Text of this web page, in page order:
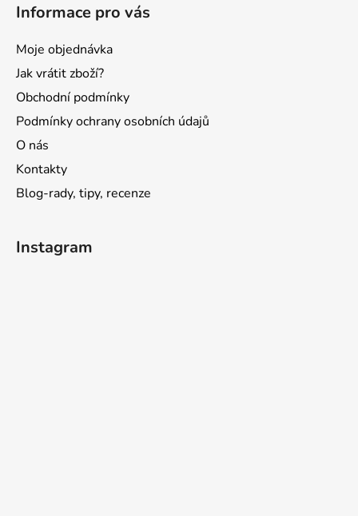
Informace pro vás
Moje objednávka
Jak vrátit zboží?
Obchodní podmínky
Podmínky ochrany osobních údajů
O nás
Kontakty
Blog-rady, tipy, recenze
Instagram